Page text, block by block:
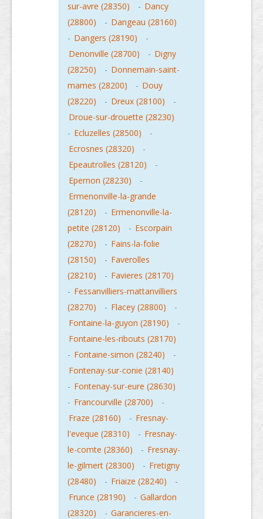
sur-avre (28350)
- Dancy
(28800)
- Dangeau (28160)
- Dangers (28190)
-
Denonville (28700)
- Digny
(28250)
- Donnemain-saint-
mames (28200)
- Douy
(28220)
- Dreux (28100)
-
Droue-sur-drouette (28230)
- Ecluzelles (28500)
-
Ecrosnes (28320)
-
Epeautrolles (28120)
-
Epernon (28230)
-
Ermenonville-la-grande
(28120)
- Ermenonville-la-
petite (28120)
- Escorpain
(28270)
- Fains-la-folie
(28150)
- Faverolles
(28210)
- Favieres (28170)
- Fessanvilliers-mattanvilliers
(28270)
- Flacey (28800)
-
Fontaine-la-guyon (28190)
-
Fontaine-les-ribouts (28170)
- Fontaine-simon (28240)
-
Fontenay-sur-conie (28140)
- Fontenay-sur-eure (28630)
- Francourville (28700)
-
Fraze (28160)
- Fresnay-
l'eveque (28310)
- Fresnay-
le-comte (28360)
- Fresnay-
le-gilmert (28300)
- Fretigny
(28480)
- Friaize (28240)
-
Frunce (28190)
- Gallardon
(28320)
- Garancieres-en-